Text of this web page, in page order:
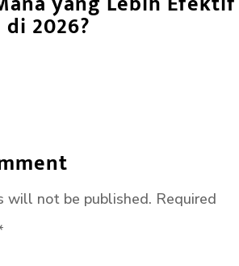
2026?
will not be published. Required